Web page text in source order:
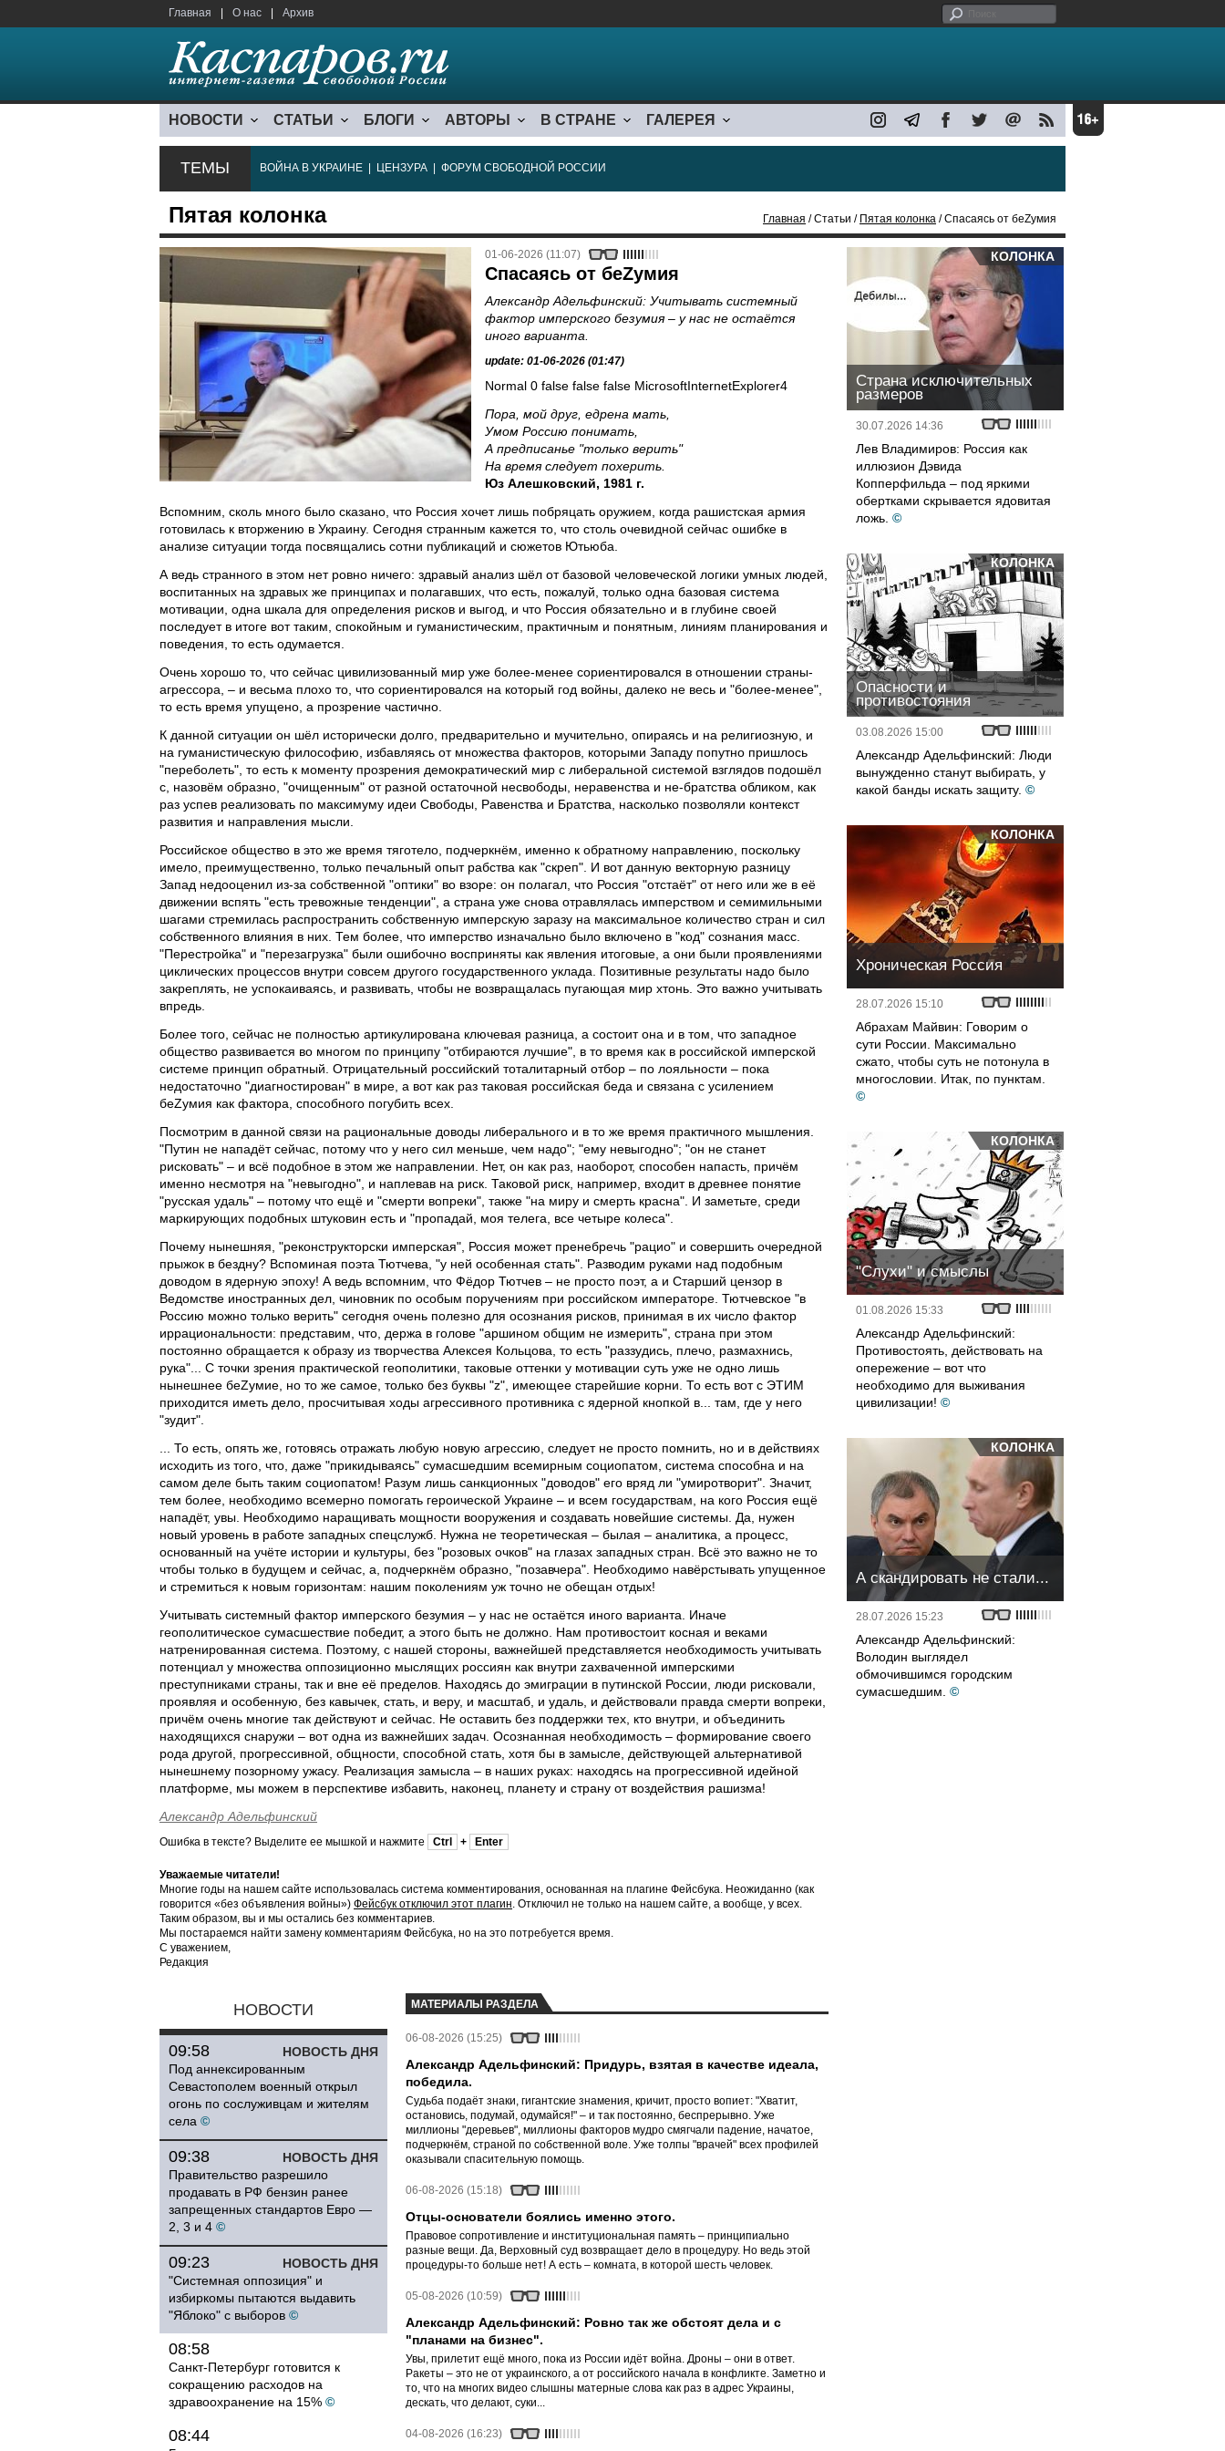
Главная О нас Архив
НОВОСТИ СТАТЬИ БЛОГИ АВТОРЫ В СТРАНЕ ГАЛЕРЕЯ
ТЕМЫ ВОЙНА В УКРАИНЕ ЦЕНЗУРА ФОРУМ СВОБОДНОЙ РОССИИ
Пятая колонка Главная / Статьи / Пятая колонка / Спасаясь от беZумия
01-06-2026 (11:07)
Спасаясь от беZумия
Александр Адельфинский: Учитывать системный
фактор имперского безумия – у нас не остаётся
иного варианта.
update: 01-06-2026 (01:47)
Normal 0 false false false MicrosoftInternetExplorer4
Пора, мой друг, едрена мать,
Умом Россию понимать,
А предписанье "только верить"
На время следует похерить.
Юз Алешковский, 1981 г.
Вспомним, сколь много было сказано, что Россия хочет лишь побряцать оружием, когда рашистская армия
готовилась к вторжению в Украину. Сегодня странным кажется то, что столь очевидной сейчас ошибке в
анализе ситуации тогда посвящались сотни публикаций и сюжетов Ютьюба.
А ведь странного в этом нет ровно ничего: здравый анализ шёл от базовой человеческой логики умных людей,
воспитанных на здравых же принципах и полагавших, что есть, пожалуй, только одна базовая система
мотивации, одна шкала для определения рисков и выгод, и что Россия обязательно и в глубине своей
последует в итоге вот таким, спокойным и гуманистическим, практичным и понятным, линиям планирования и
поведения, то есть одумается.
Очень хорошо то, что сейчас цивилизованный мир уже более-менее сориентировался в отношении страны-
агрессора, – и весьма плохо то, что сориентировался на который год войны, далеко не весь и "более-менее",
то есть время упущено, а прозрение частично.
К данной ситуации он шёл исторически долго, предварительно и мучительно, опираясь и на религиозную, и
на гуманистическую философию, избавляясь от множества факторов, которыми Западу попутно пришлось
"переболеть", то есть к моменту прозрения демократический мир с либеральной системой взглядов подошёл
с, назовём образно, "очищенным" от разной остаточной несвободы, неравенства и не-братства обликом, как
раз успев реализовать по максимуму идеи Свободы, Равенства и Братства, насколько позволяли контекст
развития и направления мысли.
Российское общество в это же время тяготело, подчеркнём, именно к обратному направлению, поскольку
имело, преимущественно, только печальный опыт рабства как "скреп". И вот данную векторную разницу
Запад недооценил из-за собственной "оптики" во взоре: он полагал, что Россия "отстаёт" от него или же в её
движении вспять "есть тревожные тенденции", а страна уже снова отравлялась имперством и семимильными
шагами стремилась распространить собственную имперскую заразу на максимальное количество стран и сил
собственного влияния в них. Тем более, что имперство изначально было включено в "код" сознания масс.
"Перестройка" и "перезагрузка" были ошибочно восприняты как явления итоговые, а они были проявлениями
циклических процессов внутри совсем другого государственного уклада. Позитивные результаты надо было
закреплять, не успокаиваясь, и развивать, чтобы не возвращалась пугающая мир хтонь. Это важно учитывать
впредь.
Более того, сейчас не полностью артикулирована ключевая разница, а состоит она и в том, что западное
общество развивается во многом по принципу "отбираются лучшие", в то время как в российской имперской
системе принцип обратный. Отрицательный российский тоталитарный отбор – по лояльности – пока
недостаточно "диагностирован" в мире, а вот как раз таковая российская беда и связана с усилением
беZумия как фактора, способного погубить всех.
Посмотрим в данной связи на рациональные доводы либерального и в то же время практичного мышления.
"Путин не нападёт сейчас, потому что у него сил меньше, чем надо"; "ему невыгодно"; "он не станет
рисковать" – и всё подобное в этом же направлении. Нет, он как раз, наоборот, способен напасть, причём
именно несмотря на "невыгодно", и наплевав на риск. Таковой риск, например, входит в древнее понятие
"русская удаль" – потому что ещё и "смерти вопреки", также "на миру и смерть красна". И заметьте, среди
маркирующих подобных штуковин есть и "пропадай, моя телега, все четыре колеса".
Почему нынешняя, "реконструкторски имперская", Россия может пренебречь "рацио" и совершить очередной
прыжок в бездну? Вспоминая поэта Тютчева, "у ней особенная стать". Разводим руками над подобным
доводом в ядерную эпоху! А ведь вспомним, что Фёдор Тютчев – не просто поэт, а и Старший цензор в
Ведомстве иностранных дел, чиновник по особым поручениям при российском императоре. Тютчевское "в
Россию можно только верить" сегодня очень полезно для осознания рисков, принимая в их число фактор
иррациональности: представим, что, держа в голове "аршином общим не измерить", страна при этом
постоянно обращается к образу из творчества Алексея Кольцова, то есть "раззудись, плечо, размахнись,
рука"... С точки зрения практической геополитики, таковые оттенки у мотивации суть уже не одно лишь
нынешнее беZумие, но то же самое, только без буквы "z", имеющее старейшие корни. То есть вот с ЭТИМ
приходится иметь дело, просчитывая ходы агрессивного противника с ядерной кнопкой в... там, где у него
"зудит".
... То есть, опять же, готовясь отражать любую новую агрессию, следует не просто помнить, но и в действиях
исходить из того, что, даже "прикидываясь" сумасшедшим всемирным социопатом, система способна и на
самом деле быть таким социопатом! Разум лишь санкционных "доводов" его вряд ли "умиротворит". Значит,
тем более, необходимо всемерно помогать героической Украине – и всем государствам, на кого Россия ещё
нападёт, увы. Необходимо наращивать мощности вооружения и создавать новейшие системы. Да, нужен
новый уровень в работе западных спецслужб. Нужна не теоретическая – былая – аналитика, а процесс,
основанный на учёте истории и культуры, без "розовых очков" на глазах западных стран. Всё это важно не то
чтобы только в будущем и сейчас, а, подчеркнём образно, "позавчера". Необходимо навёрстывать упущенное
и стремиться к новым горизонтам: нашим поколениям уж точно не обещан отдых!
Учитывать системный фактор имперского безумия – у нас не остаётся иного варианта. Иначе
геополитическое сумасшествие победит, а этого быть не должно. Нам противостоит косная и веками
натренированная система. Поэтому, с нашей стороны, важнейшей представляется необходимость учитывать
потенциал у множества оппозиционно мыслящих россиян как внутри zахваченной имперскими
преступниками страны, так и вне её пределов. Находясь до эмиграции в путинской России, люди рисковали,
проявляя и особенную, без кавычек, стать, и веру, и масштаб, и удаль, и действовали правда смерти вопреки,
причём очень многие так действуют и сейчас. Не оставить без поддержки тех, кто внутри, и объединить
находящихся снаружи – вот одна из важнейших задач. Осознанная необходимость – формирование своего
рода другой, прогрессивной, общности, способной стать, хотя бы в замысле, действующей альтернативой
нынешнему позорному ужасу. Реализация замысла – в наших руках: находясь на прогрессивной идейной
платформе, мы можем в перспективе избавить, наконец, планету и страну от воздействия рашизма!
Александр Адельфинский
Ошибка в тексте? Выделите ее мышкой и нажмите Ctrl + Enter
Уважаемые читатели!
Многие годы на нашем сайте использовалась система комментирования, основанная на плагине Фейсбука. Неожиданно (как
говорится «без объявления войны») Фейсбук отключил этот плагин. Отключил не только на нашем сайте, а вообще, у всех.
Таким образом, вы и мы остались без комментариев.
Мы постараемся найти замену комментариям Фейсбука, но на это потребуется время.
С уважением,
Редакция
НОВОСТИ
НОВОСТЬ ДНЯ
09:58
Под аннексированным
Севастополем военный открыл
огонь по сослуживцам и жителям
села ©
НОВОСТЬ ДНЯ
09:38
Правительство разрешило
продавать в РФ бензин ранее
запрещенных стандартов Евро —
2, 3 и 4 ©
НОВОСТЬ ДНЯ
09:23
"Системная оппозиция" и
избиркомы пытаются выдавить
"Яблоко" с выборов ©
08:58
Санкт-Петербург готовится к
сокращению расходов на
здравоохранение на 15% ©
08:44
МАТЕРИАЛЫ РАЗДЕЛА
06-08-2026 (15:25)
Александр Адельфинский: Придурь, взятая в качестве идеала,
победила.
Судьба подаёт знаки, гигантские знамения, кричит, просто вопиет: "Хватит,
остановись, подумай, одумайся!" – и так постоянно, беспрерывно. Уже
миллионы "деревьев", миллионы факторов мудро смягчали падение, начатое,
подчеркнём, страной по собственной воле. Уже толпы "врачей" всех профилей
оказывали спасительную помощь.
06-08-2026 (15:18)
Отцы-основатели боялись именно этого.
Правовое сопротивление и институциональная память – принципиально
разные вещи. Да, Верховный суд возвращает дело в процедуру. Но ведь этой
процедуры-то больше нет! А есть – комната, в которой шесть человек.
05-08-2026 (10:59)
Александр Адельфинский: Ровно так же обстоят дела и с
"планами на бизнес".
Увы, прилетит ещё много, пока из России идёт война. Дроны – они в ответ.
Ракеты – это не от украинского, а от российского начала в конфликте. Заметно и
то, что на многих видео слышны матерные слова как раз в адрес Украины,
дескать, что делают, суки...
04-08-2026 (16:23)
КОЛОНКА
Страна исключительных
размеров
30.07.2026 14:36
Лев Владимиров: Россия как
иллюзион Дэвида
Копперфильда – под яркими
обертками скрывается ядовитая
ложь. ©
КОЛОНКА
Опасности и
противостояния
03.08.2026 15:00
Александр Адельфинский: Люди
вынужденно станут выбирать, у
какой банды искать защиту. ©
КОЛОНКА
Хроническая Россия
28.07.2026 15:10
Абрахам Майвин: Говорим о
сути России. Максимально
сжато, чтобы суть не потонула в
многословии. Итак, по пунктам.
©
КОЛОНКА
"Слухи" и смыслы
01.08.2026 15:33
Александр Адельфинский:
Противостоять, действовать на
опережение – вот что
необходимо для выживания
цивилизации! ©
КОЛОНКА
А скандировать не стали...
28.07.2026 15:23
Александр Адельфинский:
Володин выглядел
обмочившимся городским
сумасшедшим. ©